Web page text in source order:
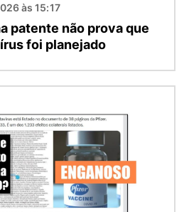
às 15:17
patente não prova que
foi planejado